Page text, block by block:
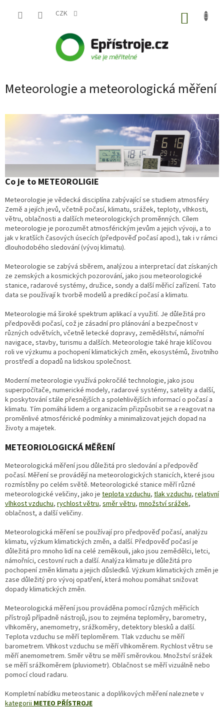
CZK
Meteorologie a meteorologická měření
Co je to METEOROLIGIE
Meteorologie je vědecká disciplína zabývající se studiem atmosféry
Země a jejích jevů, včetně počasí, klimatu, srážek, teploty, vlhkosti,
větru, oblačnosti a dalších meteorologických proměnných. Cílem
meteorologie je porozumět atmosférickým jevům a jejich vývoji, a to
jak v kratších časových úsecích (předpověď počasí apod.), tak i v rámci
dlouhodobého sledování (vývoj klimatu).
Meteorologie se zabývá sběrem, analýzou a interpretací dat získaných
ze zemských a kosmických pozorování, jako jsou meteorologické
stanice, radarové systémy, družice, sondy a další měřicí zařízení. Tato
data se používají k tvorbě modelů a predikcí počasí a klimatu.
Meteorologie má široké spektrum aplikací a využití. Je důležitá pro
předpovědi počasí, což je zásadní pro plánování a bezpečnost v
různých odvětvích, včetně letecké dopravy, zemědělství, námořní
navigace, stavby, turismu a dalších. Meteorologie také hraje klíčovou
roli ve výzkumu a pochopení klimatických změn, ekosystémů, životního
prostředí a dopadů na lidskou společnost.
Moderní meteorologie využívá pokročilé technologie, jako jsou
superpočítače, numerické modely, radarové systémy, satelity a další,
k poskytování stále přesnějších a spolehlivějších informací o počasí a
klimatu. Tím pomáhá lidem a organizacím přizpůsobit se a reagovat na
proměnlivé atmosférické podmínky a minimalizovat jejich dopad na
životy a majetek.
METEORIOLOGICKÁ MĚŘENÍ
Meteorologická měření jsou důležitá pro sledování a předpověď
počasí. Měření se provádějí na meteorologických stanicích, které jsou
rozmístěny po celém světě. Meteorologické stanice měří různé
meteorologické veličiny, jako je teplota vzduchu, tlak vzduchu, relativní
vlhkost vzduchu, rychlost větru, směr větru, množství srážek,
oblačnost, a další veličiny.
Meteorologická měření se používají pro předpověď počasí, analýzu
klimatu, výzkum klimatických změn, a další. Předpověď počasí je
důležitá pro mnoho lidí na celé zeměkouli, jako jsou zemědělci, letci,
námořníci, cestovní ruch a další. Analýza klimatu je důležitá pro
pochopení změn klimatu a jejich důsledků. Výzkum klimatických změn je
zase důležitý pro vývoj opatření, která mohou pomáhat snižovat
dopady klimatických změn.
Meteorologická měření jsou prováděna pomocí různých měřicích
přístrojů případně nástrojů, jsou to zejména teploměry, barometry,
vlhkoměry, anemometry, srážkoměry, detektory blesků a další.
Teplota vzduchu se měří teploměrem. Tlak vzduchu se měří
barometrem. Vlhkost vzduchu se měří vlhkoměrem. Rychlost větru se
měří anemometrem. Směr větru se měří směrovkou. Množství srážek
se měří srážkoměrem (pluviometr). Oblačnost se měří vizuálně nebo
pomocí cloud radaru.
Kompletní nabídku meteostanic a doplňkových měření naleznete v
kategorii METEO PŘÍSTROJE